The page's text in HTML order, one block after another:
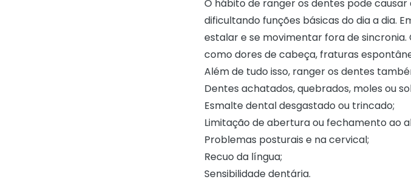
O hábito de ranger os dentes pode
dificultando funções básicas do dia a dia.
estalar e se movimentar fora de
como dores de cabeça, fraturas
Além de tudo isso, ranger os dentes
Dentes achatados, quebrados, moles ou
Esmalte dental desgastado ou trincado;
Limitação de abertura ou fechamento ao
Problemas posturais e na cervical;
Recuo da língua;
Sensibilidade dentária.